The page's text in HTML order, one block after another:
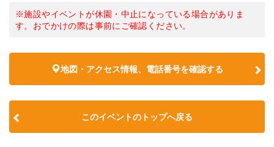
※施設やイベントが休園・中止になっている場合がありま
す。おでかけの際は事前にご確認ください。
地図・アクセス情報、電話番号を確認する
このイベントのトップへ戻る